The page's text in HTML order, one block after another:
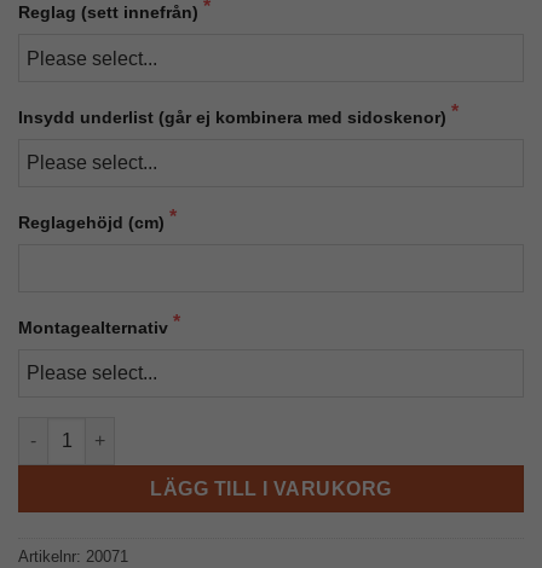
Reglag (sett innefrån)
Insydd underlist (går ej kombinera med sidoskenor)
Reglagehöjd (cm)
Montagealternativ
Luna-9192 Rullgardin mängd
LÄGG TILL I VARUKORG
Artikelnr: 20071